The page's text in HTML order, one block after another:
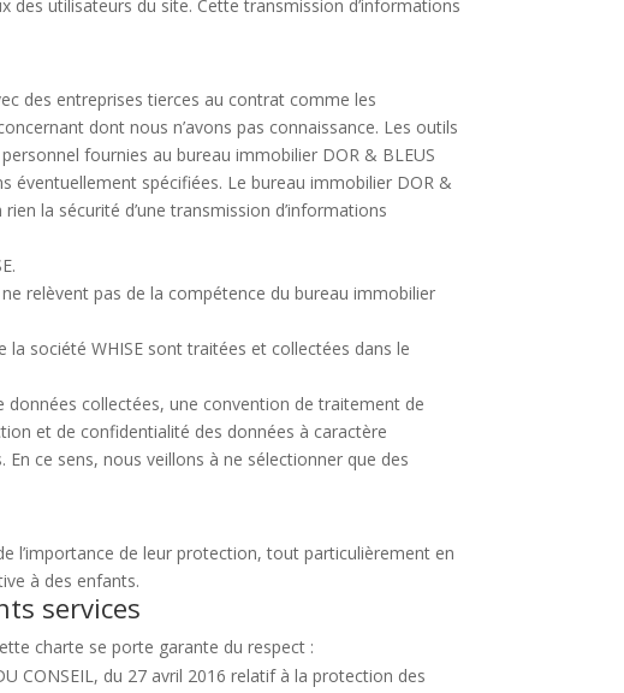
utilisateurs du site. Cette transmission d’informations
des entreprises tierces au contrat comme les
dont nous n’avons pas connaissance. Les outils
fournies au bureau immobilier DOR & BLEUS
éventuellement spécifiées. Le bureau immobilier DOR &
la sécurité d’une transmission d’informations
relèvent pas de la compétence du bureau immobilier
la société WHISE sont traitées et collectées dans le
collectées, une convention de traitement de
et de confidentialité des données à caractère
ce sens, nous veillons à ne sélectionner que des
l’importance de leur protection, tout particulièrement en
à des enfants.
services
charte se porte garante du respect :
CONSEIL, du 27 avril 2016 relatif à la protection des